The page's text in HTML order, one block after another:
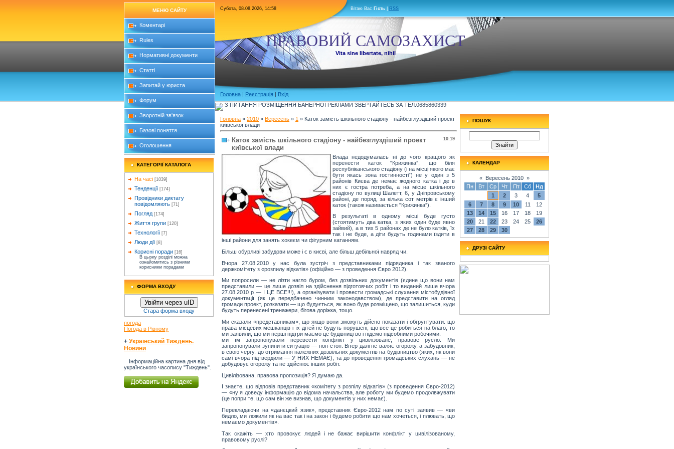
МЕНЮ САЙТУ
Коментарі
Rules
Нормативні документи
Статті
Запитай у юриста
Форум
Зворотній зв'язок
Базові поняття
Оголошення
КАТЕГОРІЇ КАТАЛОГА
На часі [1039]
Тенденції [174]
Провідники диктату
повідомляють [71]
Погляд [174]
Життя групи [120]
Технології [7]
Люди дії [8]
Корисні поради [16]
В цьому розділі можна
ознайомитись з різними
корисними порадами
ФОРМА ВХОДУ
Увійти через uID
Стара форма входу
погода
Погода в Рівному
+ Український Тиждень.
Новини
Інформаційна картина дня від
українського часопису "Тиждень".
Субота, 08.08.2026, 14:58 Вітаю Вас Гість RSS
ПРАВОВИЙ САМОЗАХИСТ
Vita sine libertate, nihil
Головна | Реєстрація | Вхід
З ПИТАННЯ РОЗМІЩЕННЯ БАНЕРНОЇ РЕКЛАМИ ЗВЕРТАЙТЕСЬ ЗА ТЕЛ.0685860339
Головна » 2010 » Вересень » 1 » Каток замість шкільного стадіону - найбезглуздіший проект
київської влади
10:19
Каток замість шкільного стадіону - найбезглуздіший проект
київської влади
Влада недодумалась ні до чого кращого як
перенести каток "Крижинка”, що біля
республіканського стадіону (і на місці якого має
бути якась зона гостинності”) не у один з 5
районів Києва де немає жодного катка і де в
них є гостра потреба, а на місце шкільного
стадіону по вулиці Шалетт, 6, у Дніпровському
районі, де поряд, за кілька сот метрів є інший
каток (також називається "Крижинка”).
В результаті в одному місці буде густо
(стоятимуть два катка, з яких один буде явно
зайвий), а в тих 5 районах де не було катків, їх
так і не буде, а діти будуть годинами їздити в
інші райони для занять хокеєм чи фігурним катанням.
Більш обурливі забудови може і є в києві, але більш дебільної навряд чи.
Вчора 27.08.2010 у нас була зустріч з представниками підрядника і так званого
держкомітету з «розпилу відкатів» (офіційно — з проведення Євро 2012).
Ми попросили — не лізти нагло буром, без дозвільних документів (єдине що вони нам
представили — це лише дозвіл на здійснення підготовчих робіт і то виданий лише вчора
27.08.2010 р — І ЦЕ ВСЕ!!!), а організувати і провести громадські слухання містобудівної
документації (як це передбачено чинним законодавством), де представити на огляд
громади проект, розказати — що будується, як воно буде розміщено, що залишиться, куди
будуть перенесені тренажери, бігова доріжка, тощо.
Ми сказали «представникам», що якщо вони зможуть дійсно показати і обгрунтувати. що
права місцевих мешканців і їх дітей не будуть порушені, що все це робиться на благо, то
ми заявили, що ми перші підтри маємо це будівництво і підемо підсобними робочими.
ми їм запропонували перевести конфлікт у цивілізоване, правове русло. Ми
запропонували зупинити ситуацію — нон-стоп. Вітер далі не валяє огорожу, а забудовник,
в свою чергу, до отримання належних дозвільних документів на будівництво (яких, як вони
самі вчора підтвердили — У НИХ НЕМАЄ), та до проведення громадських слухань — не
добудовує огорожу та не здійснює інших робіт.
Цивілізована, правова пропозиція? Я думаю да.
І знаєте, що відповів представник «комітету з розпілу відкатів» (з проведення Євро-2012)
— «ну я доведу інформацію до відома начальства, але роботу ми будемо продолвжувати
(це попри те, що сам він же визнав, що документів у них немає).
Перекладаючи на «данєцкий язик», представник Євро-2012 нам по суті заявив — «ви
бидло, ми ложили як на вас так і на закон і будемо робити що нам хочеться, і плювать, що
немаємо документів».
Так скажіть — хто провокує людей і не бажає вирішити конфлікт у цивілізованому,
правовому руслі?
ПОШУК
КАЛЕНДАР
« Вересень 2010 »
Пн
Вт Ср Чт Пт Сб
Нд
1
2 3 4
5
6
7 8 9 10 11
12
13
14 15 16 17 18
19
20
21 22 23 24 25
26
27
28 29 30
ДРУЗІ САЙТУ